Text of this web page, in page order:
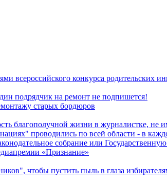
всероссийского конкурса родительских
подрядчик на ремонт не подпишется!
старых бордюров
благополучной жизни в журналистке, не
проводились по всей области - в
собрание или
«Признание»
чтобы пустить пыль в глаза